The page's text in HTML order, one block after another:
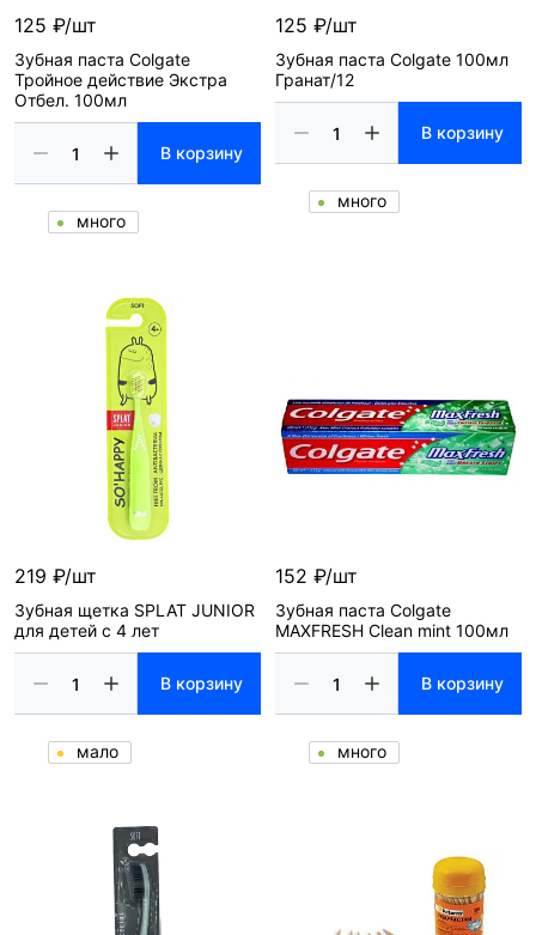
125 ₽/шт
Зубная паста Colgate
Тройное действие Экстра
Отбел. 100мл
В корзину
много
125 ₽/шт
Зубная паста Colgate 100мл
Гранат/12
В корзину
много
219 ₽/шт
Зубная щетка SPLAT JUNIOR
для детей с 4 лет
В корзину
мало
152 ₽/шт
Зубная паста Colgate
MAXFRESH Clean mint 100мл
В корзину
много